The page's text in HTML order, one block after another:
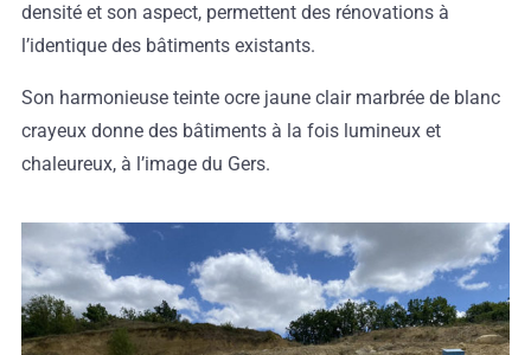
densité et son aspect, permettent des rénovations à
l’identique des bâtiments existants.
Son harmonieuse teinte ocre jaune clair marbrée de blanc
crayeux donne des bâtiments à la fois lumineux et
chaleureux, à l’image du Gers.